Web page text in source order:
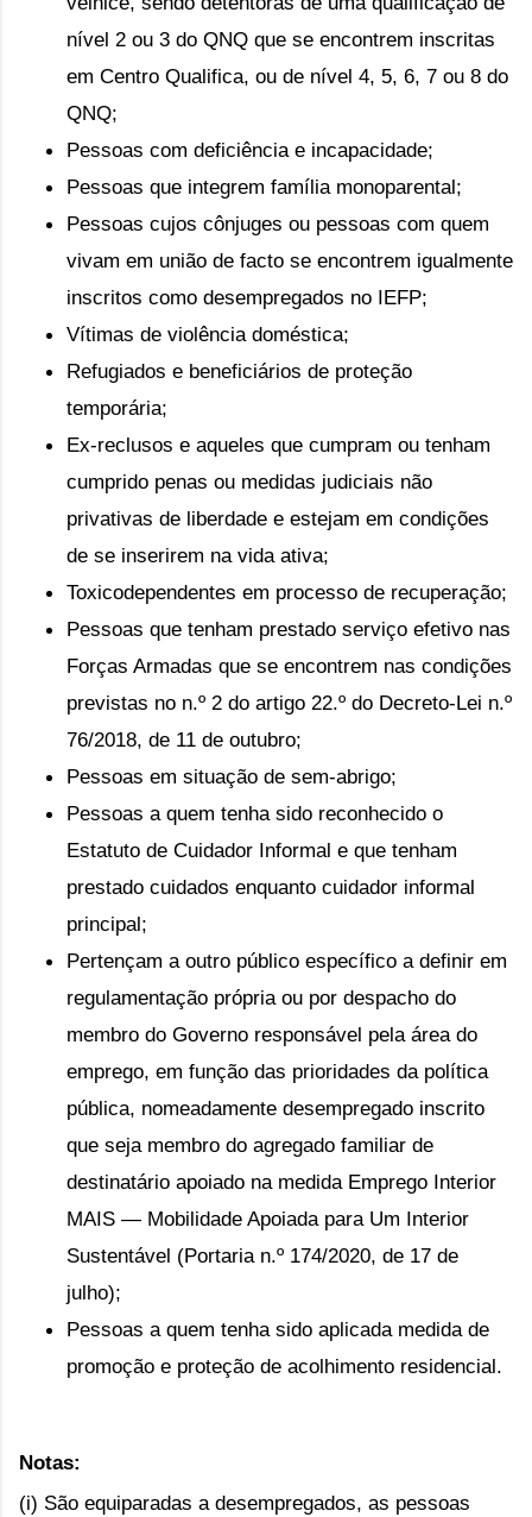
nível 2 ou 3 do QNQ que se encontrem inscritas
em Centro Qualifica, ou de nível 4, 5, 6, 7 ou 8 do
QNQ;
Pessoas com deficiência e incapacidade;
Pessoas que integrem família monoparental;
Pessoas cujos cônjuges ou pessoas com quem
vivam em união de facto se encontrem igualmente
inscritos como desempregados no IEFP;
Vítimas de violência doméstica;
Refugiados e beneficiários de proteção
temporária;
Ex-reclusos e aqueles que cumpram ou tenham
cumprido penas ou medidas judiciais não
privativas de liberdade e estejam em condições
de se inserirem na vida ativa;
Toxicodependentes em processo de recuperação;
Pessoas que tenham prestado serviço efetivo nas
Forças Armadas que se encontrem nas condições
previstas no n.º 2 do artigo 22.º do Decreto-Lei n.º
76/2018, de 11 de outubro;
Pessoas em situação de sem-abrigo;
Pessoas a quem tenha sido reconhecido o
Estatuto de Cuidador Informal e que tenham
prestado cuidados enquanto cuidador informal
principal;
Pertençam a outro público específico a definir em
regulamentação própria ou por despacho do
membro do Governo responsável pela área do
emprego, em função das prioridades da política
pública, nomeadamente desempregado inscrito
que seja membro do agregado familiar de
destinatário apoiado na medida Emprego Interior
MAIS — Mobilidade Apoiada para Um Interior
Sustentável (Portaria n.º 174/2020, de 17 de
julho);
Pessoas a quem tenha sido aplicada medida de
promoção e proteção de acolhimento residencial.
Notas:
(i) São equiparadas a desempregados, as pessoas